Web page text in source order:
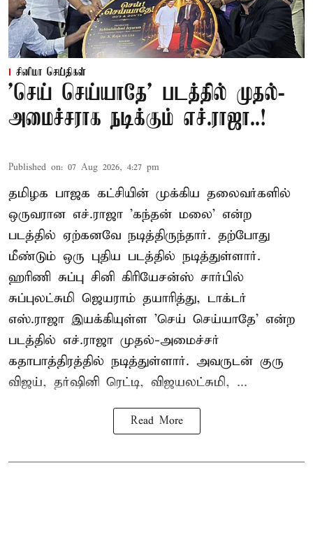
சினிமா செய்திகள்
'செய் செய்யாதே' படத்தில் முதல்-
அமைச்சராக நடிக்கும் எச்.ராஜா..!
Published on: 07 Aug 2026, 4:27 pm
தமிழக பாஜக கட்சியின் முக்கிய தலைவர்களில்
ஒருவரான எச்.ராஜா 'கந்தன் மலை' என்ற
படத்தில் ஏற்கனவே நடித்திருந்தார். தற்போது
மீண்டும் ஒரு புதிய படத்தில் நடித்துள்ளார்.
ஹரிணி சுப்பு சினி கிரியேசன்ஸ் சார்பில்
சுப்புலட்சுமி ஜெயராம் தயாரித்து, டாக்டர்
எஸ்.ராஜா இயக்கியுள்ள 'செய் செய்யாதே' என்ற
படத்தில் எச்.ராஜா முதல்-அமைச்சர்
கதாபாத்திரத்தில் நடித்துள்ளார். அவருடன் குரு
விஜய், தர்ஷினி ரெட்டி, விஜயலட்சுமி, ...
Read More